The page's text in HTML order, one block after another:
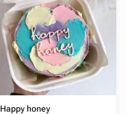
Happy honey